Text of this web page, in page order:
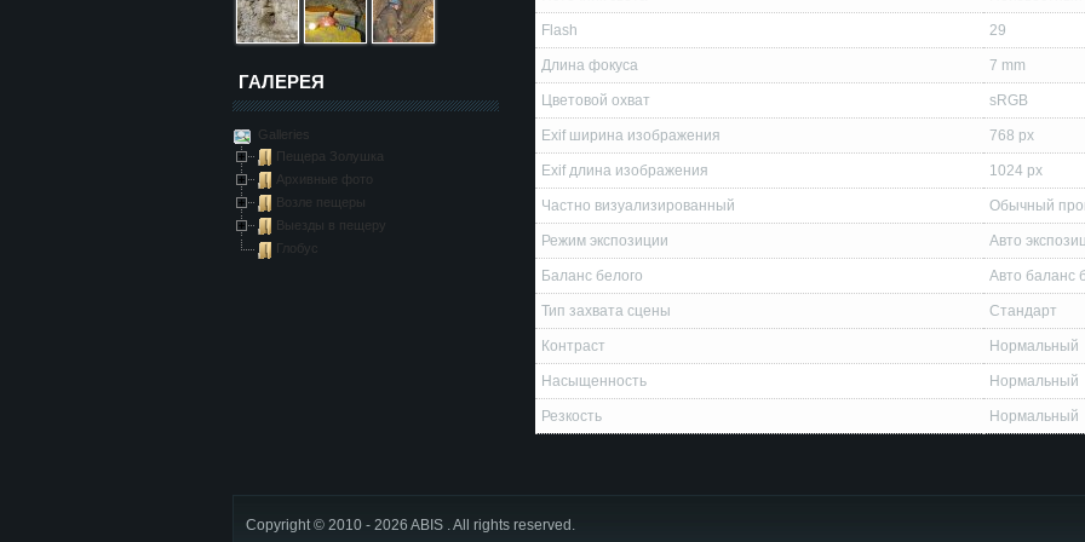
ГАЛЕРЕЯ
Galleries
Пещера Золушка
Архивные фото
Возле пещеры
Выезды в пещеру
Глобус
Flash 29
Длина фокуса 7 mm
Цветовой охват sRGB
Exif ширина изображения 768 px
Exif длина изображения 1024 px
Частно визуализированный Обычный
Режим экспозиции Авто
Баланс белого Авто баланс
Тип захвата сцены Стандарт
Контраст Нормальный
Насыщенность Нормальный
Резкость Нормальный
Copyright © 2010 - 2026 ABIS . All rights reserved.